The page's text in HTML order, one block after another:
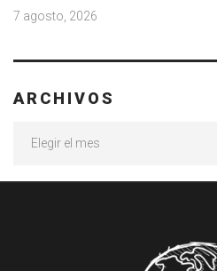
7 agosto, 2026
ARCHIVOS